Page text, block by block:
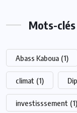
Mots-
Abass Kaboua (1)
climat (1)
investisssement (1)